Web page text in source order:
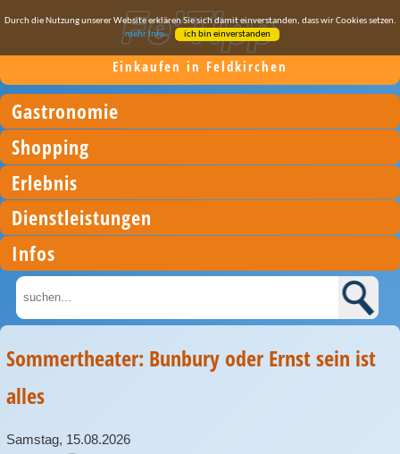
Durch die Nutzung unserer Website erklären Sie sich damit einverstanden, dass wir Cookies setzen.
mehr Info
ich bin einverstanden
Einkaufen in Feldkirchen
Gastronomie
Shopping
Erlebnis
Dienstleistungen
Infos
Sommertheater: Bunbury oder Ernst sein ist
alles
Samstag, 15.08.2026